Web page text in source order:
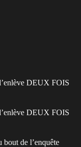
DEUX FOIS
DEUX FOIS
de l’enquête